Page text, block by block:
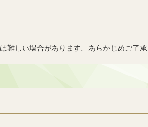
しい場合があります。あらかじめご了承